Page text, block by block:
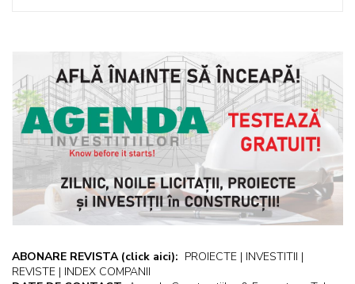
ABONARE REVISTA (click aici): PROIECTE | INVESTITII |
REVISTE | INDEX COMPANII